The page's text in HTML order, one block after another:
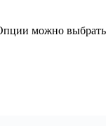
можно выбрать